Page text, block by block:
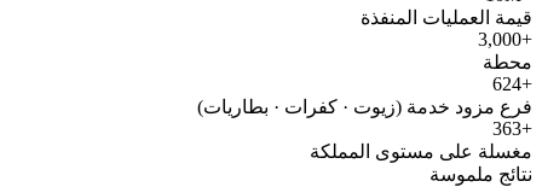
قيمة العمليات المنفذة
+3,000
محطة
+624
فرع مزود خدمة (زيوت · كفرات · بطاريات)
+363
مغسلة على مستوى المملكة
نتائج ملموسة